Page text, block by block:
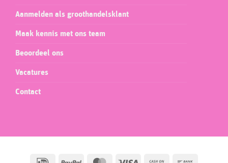
Aanmelden als groothandelsklant
Maak kennis met ons team
Beoordeel ons
Vacatures
Contact
IDeal PayPal MasterCardVisa Cash